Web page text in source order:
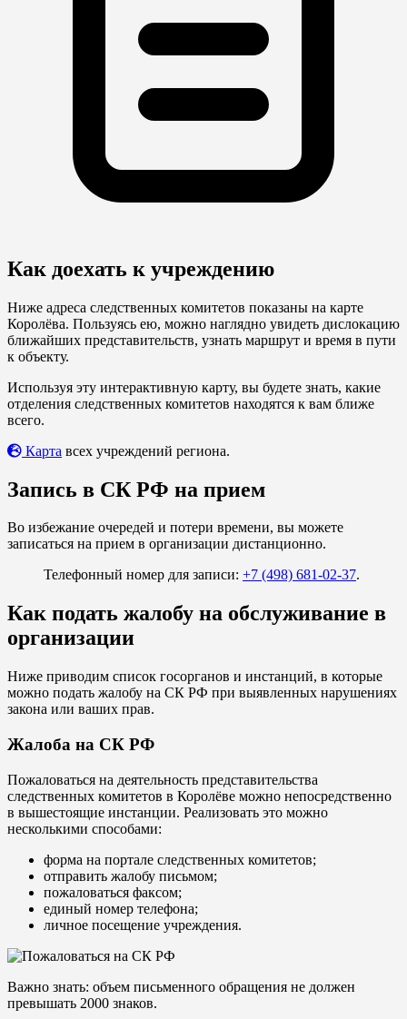
Как доехать к учреждению
Ниже адреса следственных комитетов показаны на карте
Королёва. Пользуясь ею, можно наглядно увидеть дислокацию
ближайших представительств, узнать маршрут и время в пути
к объекту.
Используя эту интерактивную карту, вы будете знать, какие
отделения следственных комитетов находятся к вам ближе
всего.
Карта всех учреждений региона.
Запись в СК РФ на прием
Во избежание очередей и потери времени, вы можете
записаться на прием в организации дистанционно.
Телефонный номер для записи: +7 (498) 681-02-37.
Как подать жалобу на обслуживание в
организации
Ниже приводим список госорганов и инстанций, в которые
можно подать жалобу на СК РФ при выявленных нарушениях
закона или ваших прав.
Жалоба на СК РФ
Пожаловаться на деятельность представительства
следственных комитетов в Королёве можно непосредственно
в вышестоящие инстанции. Реализовать это можно
несколькими способами:
форма на портале следственных комитетов;
отправить жалобу письмом;
пожаловаться факсом;
единый номер телефона;
личное посещение учреждения.
Важно знать: объем письменного обращения не должен
превышать 2000 знаков.